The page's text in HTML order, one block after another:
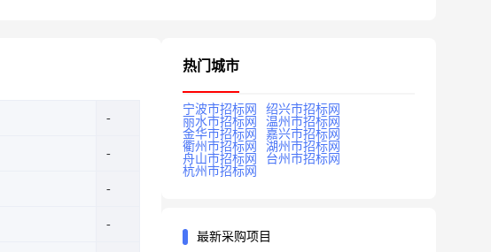
热门城市
宁波市招标网
绍兴市招标网
丽水市招标网
温州市招标网
金华市招标网
嘉兴市招标网
衢州市招标网
湖州市招标网
舟山市招标网
台州市招标网
杭州市招标网
最新采购项目